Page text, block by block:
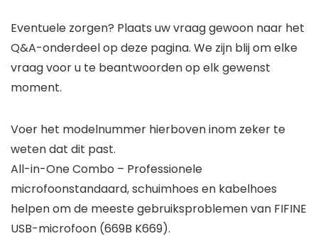
Eventuele zorgen? Plaats uw vraag gewoon naar het
Q&A-onderdeel op deze pagina. We zijn blij om elke
vraag voor u te beantwoorden op elk gewenst
moment.
Voer het modelnummer hierboven inom zeker te
weten dat dit past.
All-in-One Combo – Professionele
microfoonstandaard, schuimhoes en kabelhoes
helpen om de meeste gebruiksproblemen van FIFINE
USB-microfoon (669B K669).